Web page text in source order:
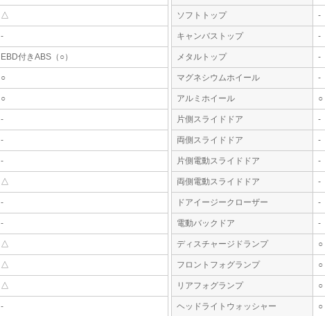
△
-
EBD付きABS（○）
○
○
-
-
-
△
-
-
△
△
△
-
ソフトトップ -
キャンバストップ -
メタルトップ -
マグネシウムホイール -
アルミホイール ○
片側スライドドア -
両側スライドドア -
片側電動スライドドア -
両側電動スライドドア -
ドアイージークローザー -
電動バックドア -
ディスチャージドランプ ○
フロントフォグランプ ○
リアフォグランプ ○
ヘッドライトウォッシャー ○